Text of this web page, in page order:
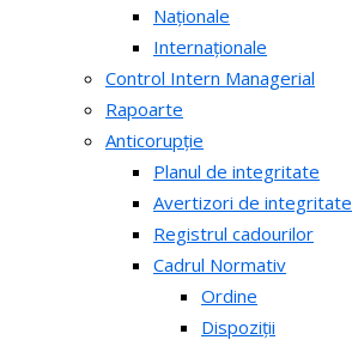
Naționale
Internaționale
Control Intern Managerial
Rapoarte
Anticorupție
Planul de integritate
Avertizori de integritate
Registrul cadourilor
Cadrul Normativ
Ordine
Dispoziții